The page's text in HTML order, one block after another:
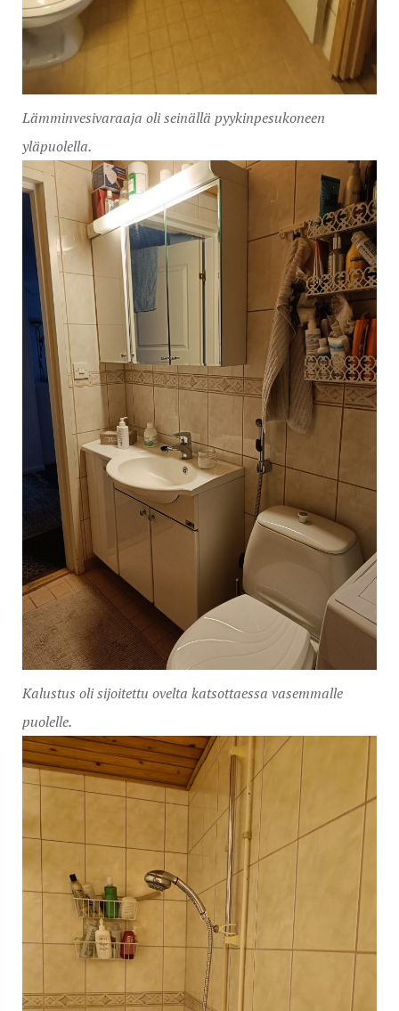
Lämminvesivaraaja oli seinällä pyykinpesukoneen
yläpuolella.
Kalustus oli sijoitettu ovelta katsottaessa vasemmalle
puolelle.